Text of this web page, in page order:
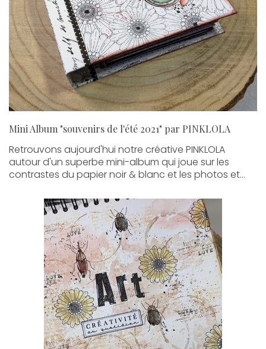
Mini Album "souvenirs de l'été 2021" par PINKLOLA
Retrouvons aujourd'hui notre créative PINKLOLA
autour d'un superbe mini-album qui joue sur les
contrastes du papier noir & blanc et les photos et...